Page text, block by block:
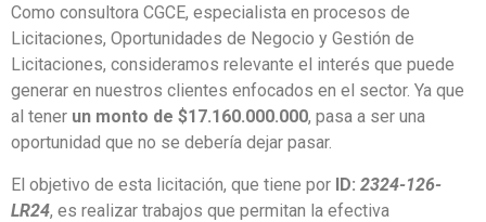
Como consultora CGCE, especialista en procesos de
Licitaciones, Oportunidades de Negocio y Gestión de
Licitaciones, consideramos relevante el interés que puede
generar en nuestros clientes enfocados en el sector. Ya que
al tener un monto de $17.160.000.000, pasa a ser una
oportunidad que no se debería dejar pasar.
El objetivo de esta licitación, que tiene por ID: 2324-126-
LR24, es realizar trabajos que permitan la efectiva